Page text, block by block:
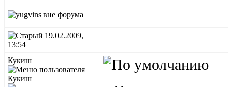
19.02.2009,
13:54
Кукиш